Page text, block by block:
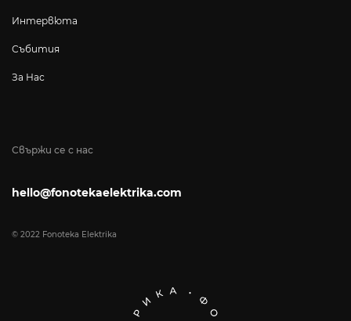
Свържи се с нас
hello@fonotekaelektrika.com
© 2022 Fonoteka Elektrika
Интервюта
Събития
За Нас